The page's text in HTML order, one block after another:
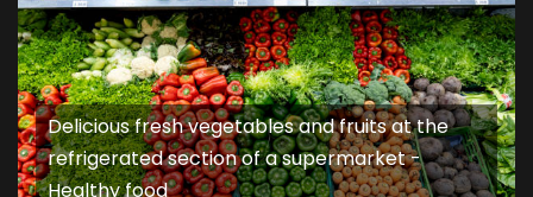
Delicious fresh vegetables and fruits at the
refrigerated section of a supermarket -
Healthy food